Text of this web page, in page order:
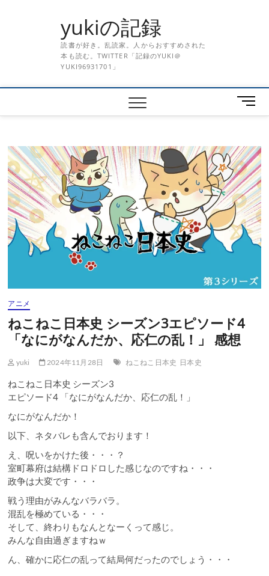
yukiの記録
読書が好き。乱読家。人からおすすめされた
本も読む。TWITTER「記録のYUKI＠
YUKI96931701」
メ
ニ
ボ
タ
ン
アニメ
ねこねこ日本史 シーズン3エピソード4
「なにがなんだか、応仁の乱！」 感想
yuki 2024年11月28日 ねこねこ日本史 日本史
ねこねこ日本史 シーズン3
エピソード4 「なにがなんだか、応仁の乱！」
なにがなんだか！
以下、ネタバレも含んでおります！
え、呪いをかけた後・・・？
室町幕府は結構ドロドロした感じなのですね・・・
政争は大変です・・・
戦う理由がみんなバラバラ。
混乱を極めている・・・
そして、終わりもなんとなーくって感じ。
みんな自由過ぎますねｗ
ん、確かに応仁の乱って結局何だったのでしょう・・・